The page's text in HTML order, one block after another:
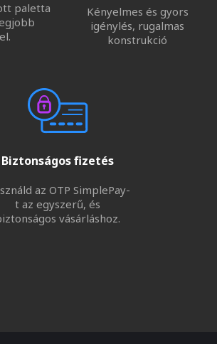
paletta
Kényelmes és gyors
igénylés, rugalmas
konstrukció
Biztonságos fizetés
az OTP SimplePay-
t az egyszerű, és
vásárláshoz.